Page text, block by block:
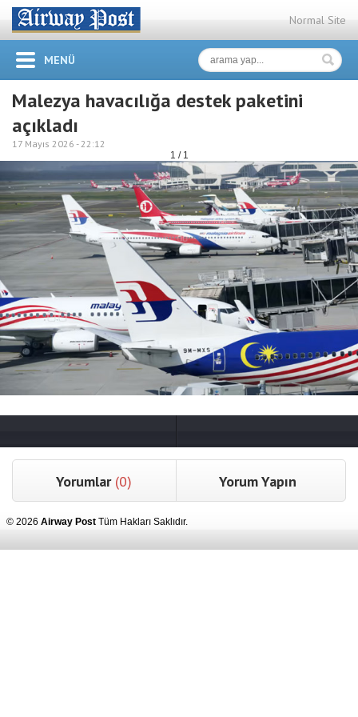
Normal Site
MENÜ
Malezya havacılığa destek paketini
açıkladı
17 Mayıs 2026 -22:12
1 / 1
Yorumlar (0) Yorum Yapın
© 2026 Airway Post Tüm Hakları Saklıdır.